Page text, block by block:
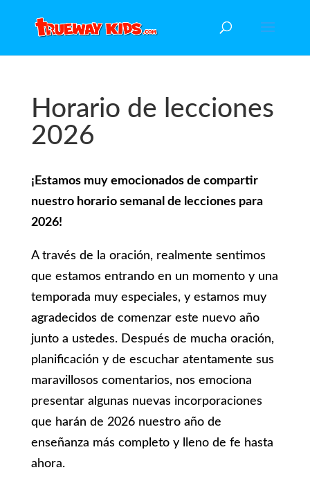
Horario de lecciones
2026
¡Estamos muy emocionados de compartir
nuestro horario semanal de lecciones para
2026!
A través de la oración, realmente sentimos
que estamos entrando en un momento y una
temporada muy especiales, y estamos muy
agradecidos de comenzar este nuevo año
junto a ustedes. Después de mucha oración,
planificación y de escuchar atentamente sus
maravillosos comentarios, nos emociona
presentar algunas nuevas incorporaciones
que harán de 2026 nuestro año de
enseñanza más completo y lleno de fe hasta
ahora.